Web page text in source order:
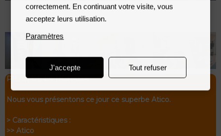
PILAR DE LA HORADA
Nous vous présentons ce jour ce superbe Atico.
> Caractéristiques :
>> Atico
correctement. En continuant votre visite, vous
acceptez leurs utilisation.
Paramètres
J'accepte Tout refuser